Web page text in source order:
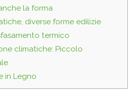
la forma
diverse forme edilizie
termico
climatiche: Piccolo
in Legno